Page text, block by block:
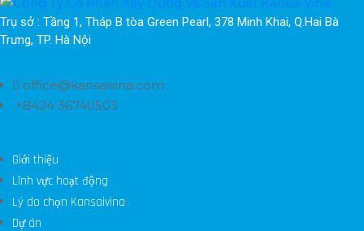
Trụ sở : Tầng 1, Tháp B tòa Green Pearl, 378 Minh Khai, Q.Hai Bà
Trưng, TP. Hà Nội
office@kansaivina.com
+8424 36740503
Giới thiệu
Lĩnh vực hoạt động
Lý do chọn Kansaivina
Dự án